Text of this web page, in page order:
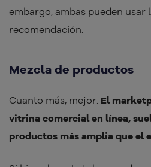
embargo, ambas pueden usar
recomendación.
Mezcla de productos
Cuanto más, mejor. El
vitrina comercial en línea,
productos más amplia que el